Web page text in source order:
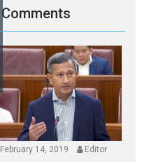
Comments
February 14, 2019
Editor